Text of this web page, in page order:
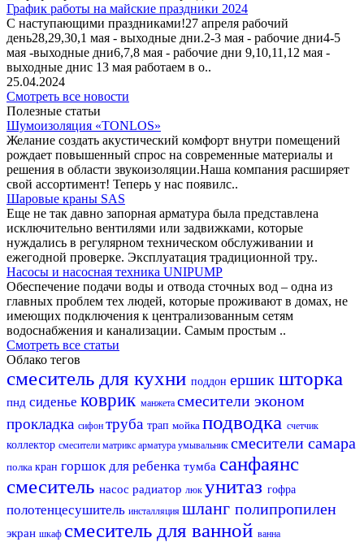
График работы на майские праздники 2024
С наступающими праздниками!27 апреля рабочий
день28,29,30,1 мая - выходные дни.2-3 мая - рабочие дни4-5
мая -выходные дни6,7,8 мая - рабочие дни 9,10,11,12 мая -
выходные днис 13 мая работаем в о..
25.04.2024
Смотреть все новости
Полезные статьи
Шумоизоляция «TONLOS»
Желание создать акустический комфорт внутри помещений
рождает повышенный спрос на современные материалы и
решения в области звукоизоляции.Наша компания расширяет
свой ассортимент! Теперь у нас появилс..
Шаровые краны SAS
Еще не так давно запорная арматура была представлена
исключительно вентилями или задвижками, которые
нуждались в регулярном техническом обслуживании и
ежегодной проверке. Эксплуатация традиционной тру..
Насосы и насосная техника UNIPUMP
Обеспечение подачи воды и отвода сточных вод – одна из
главных проблем тех людей, которые проживают в домах, не
имеющих подключения к централизованным сетям
водоснабжения и канализации. Самым простым ..
Смотреть все статьи
Облако тегов
смеситель для кухни поддон ершик шторка
пнд сиденье коврик манжета смесители эконом
прокладка сифон труба трап мойка подводка счетчик
коллектор смесители матрикс арматура умывальник смесители самара
полка кран горшок для ребенка тумба санфаянс
смеситель насос радиатор люк унитаз гофра
полотенцесушитель инсталляция шланг полипропилен
экран шкаф смеситель для ванной ванна